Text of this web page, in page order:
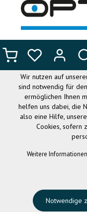
› FASSUNGEN UND
DIESE
Wir nutzen auf
sind notwendig für
ermöglichen Ihnen
helfen uns dabei, die
also eine Hilfe,
Cookies, sofern
Weitere
Notwendige